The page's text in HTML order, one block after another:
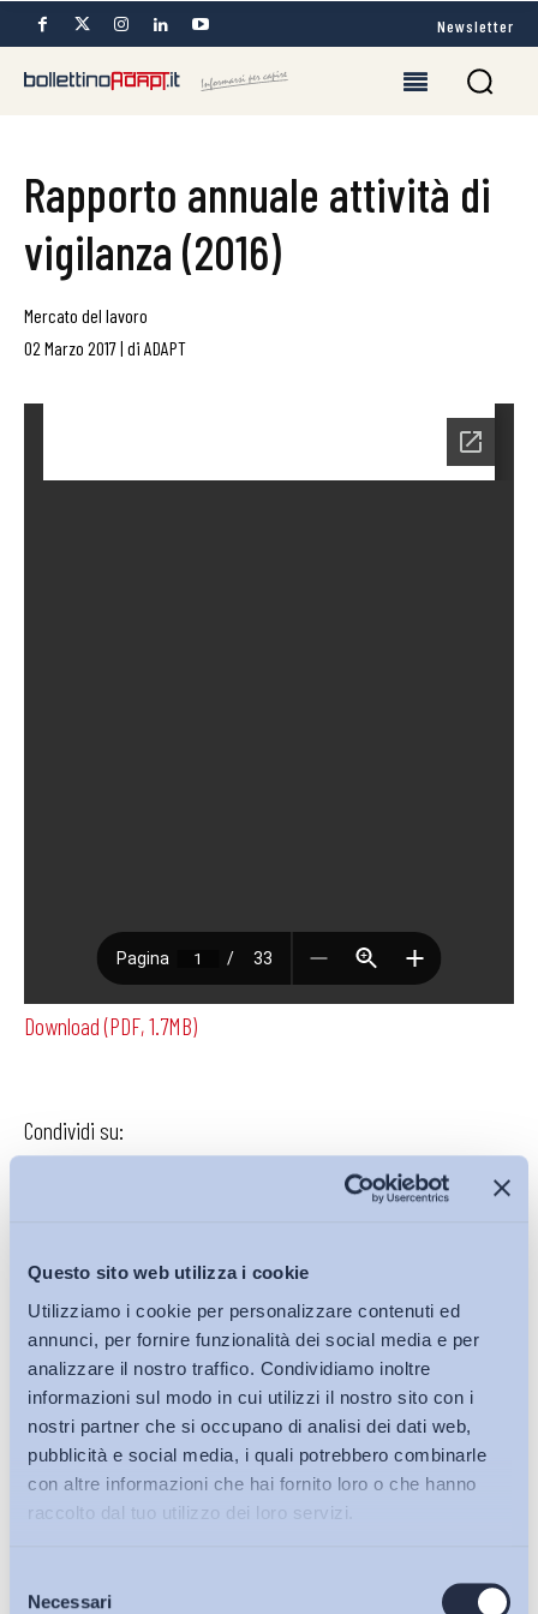
Questo sito web utilizza i cookie
Utilizziamo i cookie per personalizzare contenuti ed
annunci, per fornire funzionalità dei social media e per
analizzare il nostro traffico. Condividiamo inoltre
informazioni sul modo in cui utilizzi il nostro sito con i
nostri partner che si occupano di analisi dei dati web,
pubblicità e social media, i quali potrebbero combinarle
con altre informazioni che hai fornito loro o che hanno
raccolto dal tuo utilizzo dei loro servizi.
delNecessariBollettini ADAPT
Newsletter
Rapporto annuale attività di
vigilanza (2016)
Mercato del lavoro
02 Marzo 2017| di ADAPT
Download (PDF, 1.7MB)
Condividi su:
Iscriviti alla Newsletter